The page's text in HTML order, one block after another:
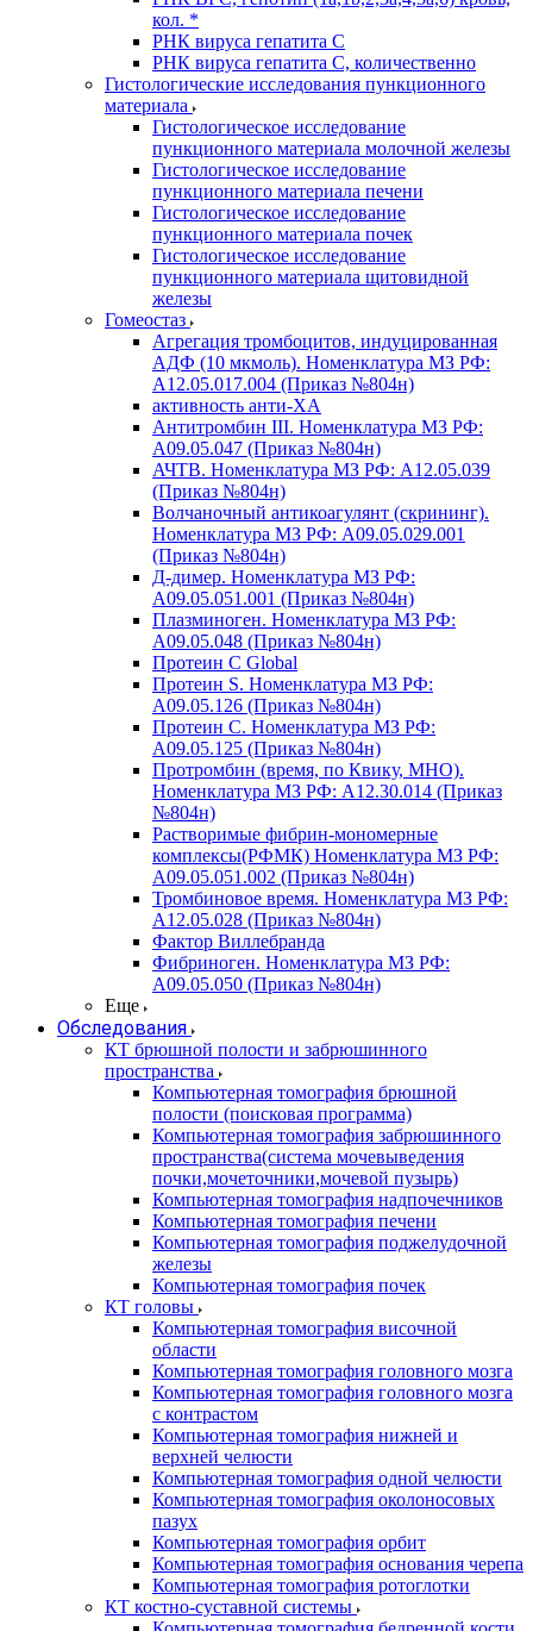
кол. *
РНК вируса гепатита C
РНК вируса гепатита C, количественно
Гистологические исследования пункционного
материала
Гистологическое исследование
пункционного материала молочной железы
Гистологическое исследование
пункционного материала печени
Гистологическое исследование
пункционного материала почек
Гистологическое исследование
пункционного материала щитовидной
железы
Гомеостаз
Агрегация тромбоцитов, индуцированная
АДФ (10 мкмоль). Номенклатура МЗ РФ:
A12.05.017.004 (Приказ №804н)
активность анти-ХА
Антитромбин III. Номенклатура МЗ РФ:
A09.05.047 (Приказ №804н)
АЧТВ. Номенклатура МЗ РФ: A12.05.039
(Приказ №804н)
Волчаночный антикоагулянт (скрининг).
Номенклатура МЗ РФ: A09.05.029.001
(Приказ №804н)
Д-димер. Номенклатура МЗ РФ:
A09.05.051.001 (Приказ №804н)
Плазминоген. Номенклатура МЗ РФ:
A09.05.048 (Приказ №804н)
Протеин C Global
Протеин S. Номенклатура МЗ РФ:
A09.05.126 (Приказ №804н)
Протеин С. Номенклатура МЗ РФ:
A09.05.125 (Приказ №804н)
Протромбин (время, по Квику, МНО).
Номенклатура МЗ РФ: A12.30.014 (Приказ
№804н)
Растворимые фибрин-мономерные
комплексы(РФМК) Номенклатура МЗ РФ:
A09.05.051.002 (Приказ №804н)
Тромбиновое время. Номенклатура МЗ РФ:
A12.05.028 (Приказ №804н)
Фактор Виллебранда
Фибриноген. Номенклатура МЗ РФ:
A09.05.050 (Приказ №804н)
Еще
Обследования
КТ брюшной полости и забрюшинного
пространства
Компьютерная томография брюшной
полости (поисковая программа)
Компьютерная томография забрюшинного
пространства(система мочевыведения
почки,мочеточники,мочевой пузырь)
Компьютерная томография надпочечников
Компьютерная томография печени
Компьютерная томография поджелудочной
железы
Компьютерная томография почек
КТ головы
Компьютерная томография височной
области
Компьютерная томография головного мозга
Компьютерная томография головного мозга
с контрастом
Компьютерная томография нижней и
верхней челюсти
Компьютерная томография одной челюсти
Компьютерная томография околоносовых
пазух
Компьютерная томография орбит
Компьютерная томография основания черепа
Компьютерная томография ротоглотки
КТ костно-суставной системы